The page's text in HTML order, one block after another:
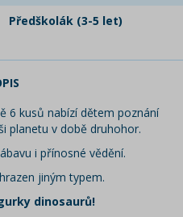
Předškolák (3-5 let)
6 kusů nabízí dětem poznání
planetu v době druhohor.
i přínosné vědění.
jiným typem.
dinosaurů!